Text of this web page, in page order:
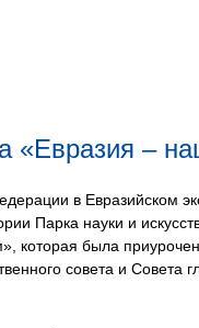
«Евразия –
в Евразийском
Парка науки и
которая была
совета и Совета